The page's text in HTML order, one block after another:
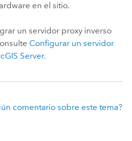
en el sitio.
un servidor proxy inverso
Configurar un servidor
Server.
comentario sobre este tema?